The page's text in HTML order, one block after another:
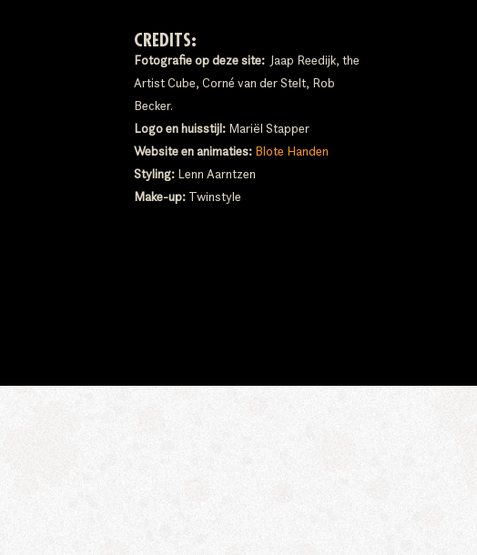
CREDITS:
Fotografie op deze site: Jaap Reedijk, the
Artist Cube, Corné van der Stelt, Rob
Becker.
Logo en huisstijl: Mariël Stapper
Website en animaties: Blote Handen
Styling: Lenn Aarntzen
Make-up: Twinstyle